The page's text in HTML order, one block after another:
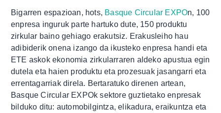
Bigarren espazioan, hots, Basque Circular EXPOn, 100
enpresa inguruk parte hartuko dute, 150 produktu
zirkular baino gehiago erakutsiz. Erakusleiho hau
adibiderik onena izango da ikusteko enpresa handi eta
ETE askok ekonomia zirkularraren aldeko apustua egin
dutela eta haien produktu eta prozesuak jasangarri eta
errentagarriak direla. Bertaratuko direnen artean,
Basque Circular EXPOk sektore guztietako enpresak
bilduko ditu: automobilgintza, elikadura, eraikuntza eta